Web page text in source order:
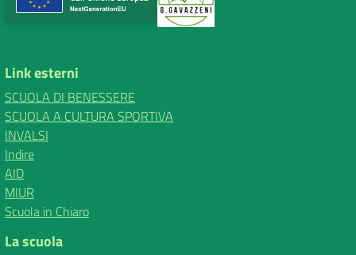
Link esterni
SCUOLA DI BENESSERE
SCUOLA A CULTURA SPORTIVA
INVALSI
Indire
AID
MIUR
Scuola in Chiaro
La scuola